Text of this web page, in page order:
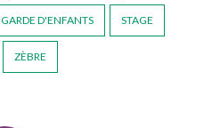
GARDE D'ENFANTS STAGE
ZÈBRE